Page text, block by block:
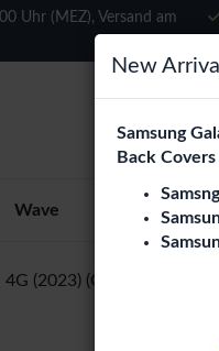
Uhr (MEZ), Versand am
Wave Über Phone City
(2023) (Ori) LCD
New
Samsung
Back